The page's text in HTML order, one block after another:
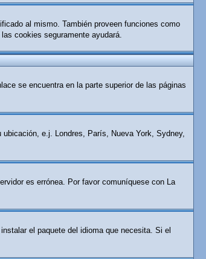
al mismo. También proveen funciones como
cookies seguramente ayudará.
se encuentra en la parte superior de las páginas
e.j. Londres, París, Nueva York, Sydney,
es errónea. Por favor comuníquese con La
el paquete del idioma que necesita. Si el